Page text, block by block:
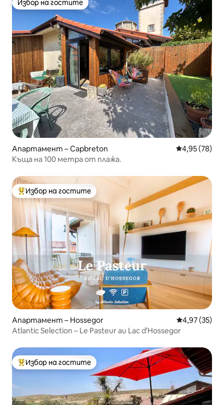
Избор на гостите
Избор на гостите
Апартамент – Capbreton Средна
4,95 (78)
Къща на 100 метра от плажа.
Най-популярен избор на гостите
Избор на гостите
Апартамент – Hossegor Средна
4,97 (35)
Atlantic Selection – Le Pasteur au Lac d'Hossegor
Най-популярен избор на гостите
Избор на гостите